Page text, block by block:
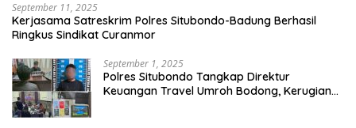
September 11, 2025
Kerjasama Satreskrim Polres Situbondo-Badung Berhasil
Ringkus Sindikat Curanmor
September 1, 2025
Polres Situbondo Tangkap Direktur
Keuangan Travel Umroh Bodong, Kerugian